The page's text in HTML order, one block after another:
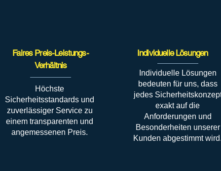
Faires Preis-Leistungs-
Verhältnis
Höchste
Sicherheitsstandards und
zuverlässiger Service zu
einem transparenten und
angemessenen Preis.
Individuelle Lösungen
Individuelle Lösungen
bedeuten für uns, dass
jedes
exakt auf die
Anforderungen und
Besonderheiten unserer
Kunden abgestimmt